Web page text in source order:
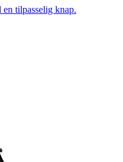
tilpasselig knap.